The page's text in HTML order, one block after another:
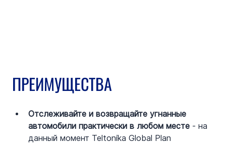
ПРЕИМУЩЕСТВА
Отслеживайте и возвращайте угнанные
автомобили практически в любом месте - на
данный момент Teltonika Global Plan